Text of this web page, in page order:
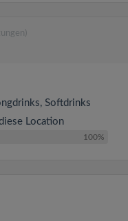
Softdrinks
Location
100%